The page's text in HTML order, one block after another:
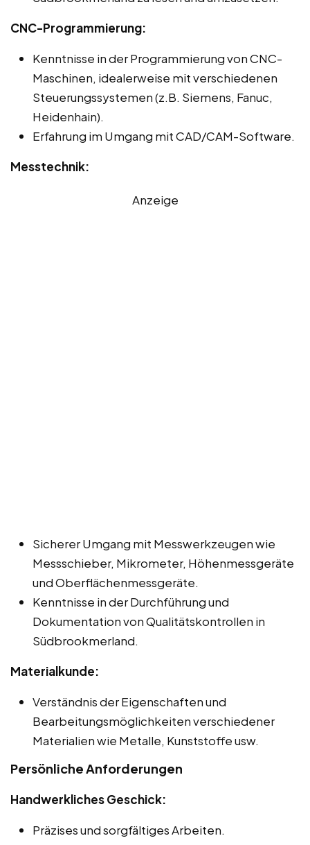
CNC-Programmierung:
Kenntnisse in der Programmierung von CNC-
Maschinen, idealerweise mit verschiedenen
Steuerungssystemen (z.B. Siemens, Fanuc,
Heidenhain).
Erfahrung im Umgang mit CAD/CAM-Software.
Messtechnik:
Anzeige
Sicherer Umgang mit Messwerkzeugen wie
Messschieber, Mikrometer, Höhenmessgeräte
und Oberflächenmessgeräte.
Kenntnisse in der Durchführung und
Dokumentation von Qualitätskontrollen in
Südbrookmerland.
Materialkunde:
Verständnis der Eigenschaften und
Bearbeitungsmöglichkeiten verschiedener
Materialien wie Metalle, Kunststoffe usw.
Persönliche Anforderungen
Handwerkliches Geschick:
Präzises und sorgfältiges Arbeiten.